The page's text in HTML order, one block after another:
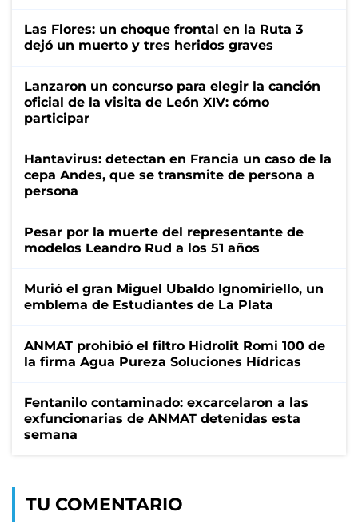
Las Flores: un choque frontal en la Ruta 3
dejó un muerto y tres heridos graves
Lanzaron un concurso para elegir la canción
oficial de la visita de León XIV: cómo
participar
Hantavirus: detectan en Francia un caso de la
cepa Andes, que se transmite de persona a
persona
Pesar por la muerte del representante de
modelos Leandro Rud a los 51 años
Murió el gran Miguel Ubaldo Ignomiriello, un
emblema de Estudiantes de La Plata
ANMAT prohibió el filtro Hidrolit Romi 100 de
la firma Agua Pureza Soluciones Hídricas
Fentanilo contaminado: excarcelaron a las
exfuncionarias de ANMAT detenidas esta
semana
TU COMENTARIO